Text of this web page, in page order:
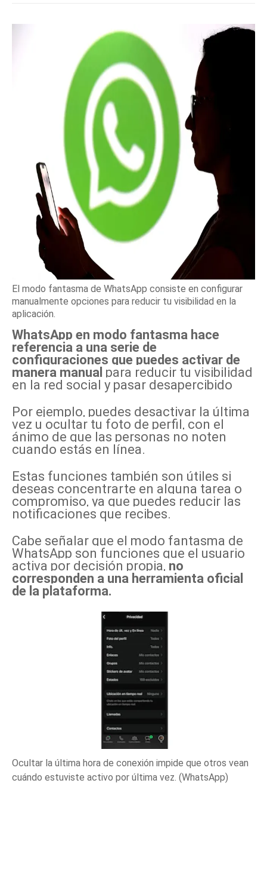
El modo fantasma de WhatsApp consiste en configurar
manualmente opciones para reducir tu visibilidad en la
aplicación.
WhatsApp en modo fantasma hace
referencia a una serie de
configuraciones que puedes activar de
manera manual para reducir tu visibilidad
en la red social y pasar desapercibido
Por ejemplo, puedes desactivar la última
vez u ocultar tu foto de perfil, con el
ánimo de que las personas no noten
cuando estás en línea.
Estas funciones también son útiles si
deseas concentrarte en alguna tarea o
compromiso, ya que puedes reducir las
notificaciones que recibes.
Cabe señalar que el modo fantasma de
WhatsApp son funciones que el usuario
activa por decisión propia, no
corresponden a una herramienta oficial
de la plataforma.
Ocultar la última hora de conexión impide que otros vean
cuándo estuviste activo por última vez. (WhatsApp)